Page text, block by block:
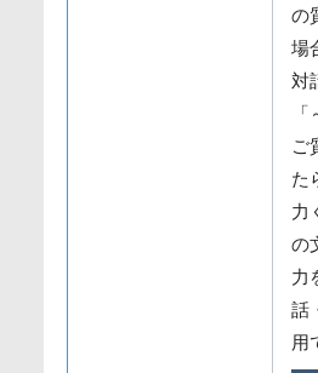
の
場
対
ご
た
力
の
力
話
用